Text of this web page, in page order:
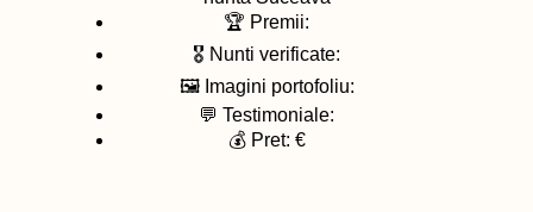
🏆 Premii:
🎖️ Nunti verificate:
🖼️ Imagini portofoliu:
💬 Testimoniale:
💰 Pret: €